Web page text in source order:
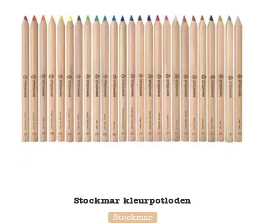
Stockmar kleurpotloden
Stockmar